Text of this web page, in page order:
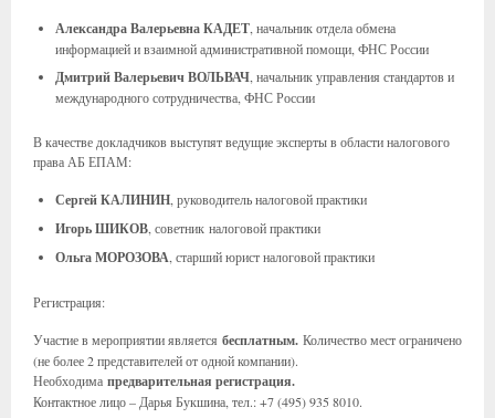
Александра Валерьевна КАДЕТ , начальник отдела обмена
информацией и взаимной административной помощи, ФНС России
Дмитрий Валерьевич ВОЛЬВАЧ , начальник управления стандартов и
международного сотрудничества, ФНС России
В качестве докладчиков выступят ведущие эксперты в области налогового
права АБ ЕПАМ:
Сергей КАЛИНИН , руководитель налоговой практики
Игорь ШИКОВ , советник налоговой практики
Ольга МОРОЗОВА , старший юрист налоговой практики
Регистрация:
Участие в мероприятии является бесплатным. Количество мест ограничено
(не более 2 представителей от одной компании).
Необходима предварительная регистрация.
Контактное лицо – Дарья Букшина, тел.: +7 (495) 935 8010.